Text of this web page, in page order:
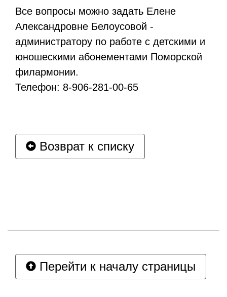
Все вопросы можно задать Елене
Александровне Белоусовой -
администратору по работе с детскими и
юношескими абонементами Поморской
филармонии.
Телефон: 8-906-281-00-65
Возврат к списку
Перейти к началу страницы